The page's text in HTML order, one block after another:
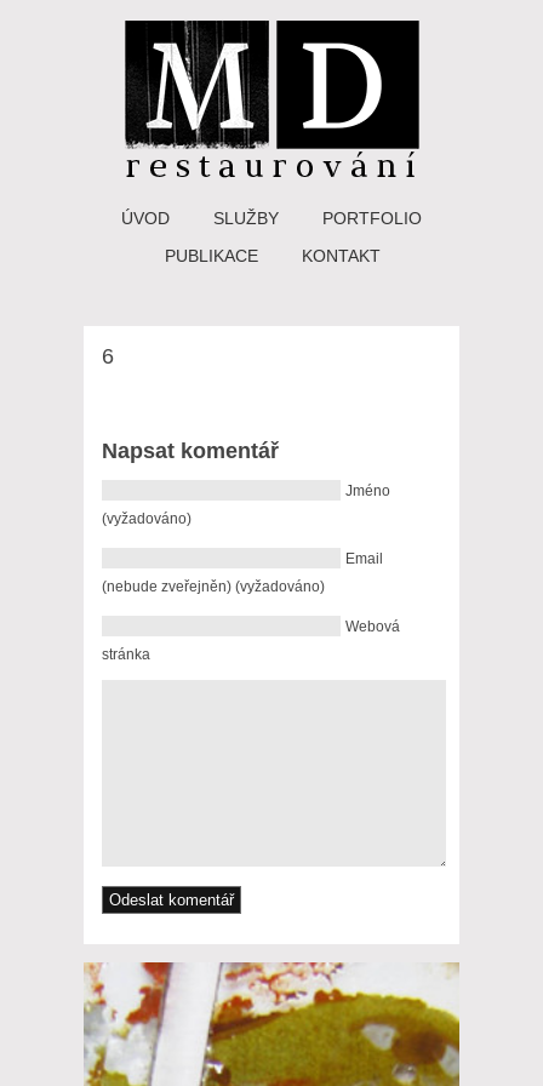
ÚVOD SLUŽBY
PORTFOLIO
PUBLIKACE
KONTAKT
6
Napsat komentář
Jméno
(vyžadováno)
Email
(nebude zveřejněn) (vyžadováno)
Webová
stránka